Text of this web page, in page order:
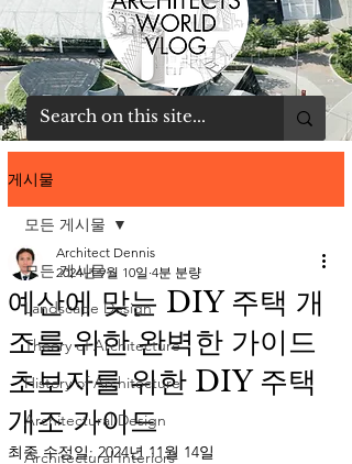
게시물
모든 게시물
Landscape Design
Theory of Architecture
History of Architecture
Architectural Design
Architectural Interiors
모든 게시물
예산에 맞는 DIY 주택 개
조를 위한 완벽한 가이드
초보자를 위한 DIY 주택
개조 가이드
Architect Dennis
2024년 9월 10일 4분 분량
최종 수정일:2024년 11월 14일